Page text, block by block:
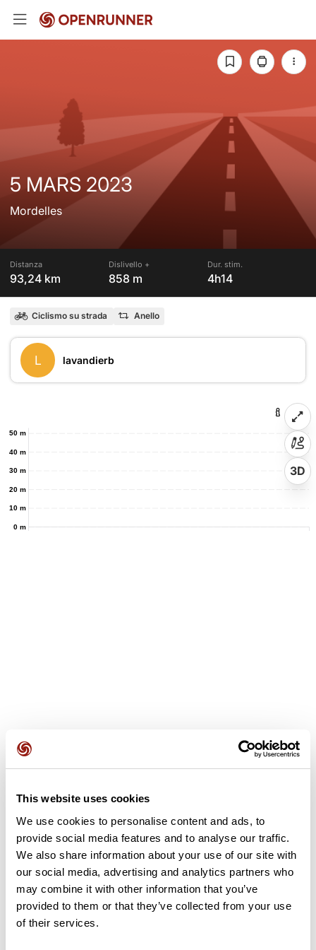
This website uses cookies
We use cookies to personalise content and ads, to
provide social media features and to analyse our traffic.
We also share information about your use of our site with
our social media, advertising and analytics partners who
may combine it with other information that you’ve
provided to them or that they’ve collected from your use
of their services.
5 MARS 2023
Mordelles
Distanza
93,24 km
Dislivello +
858 m
Dur. stim.
4h14
Ciclismo su strada Anello
L lavandierb
0 m
10 m
20 m
30 m
40 m
50 m
3D
Recensioni degli utenti
Questo percorso non contiene ancora alcuna recensione.
L'hai già effettuato? Sii il primo a inviare una recensione!
Aggiungi una recensione